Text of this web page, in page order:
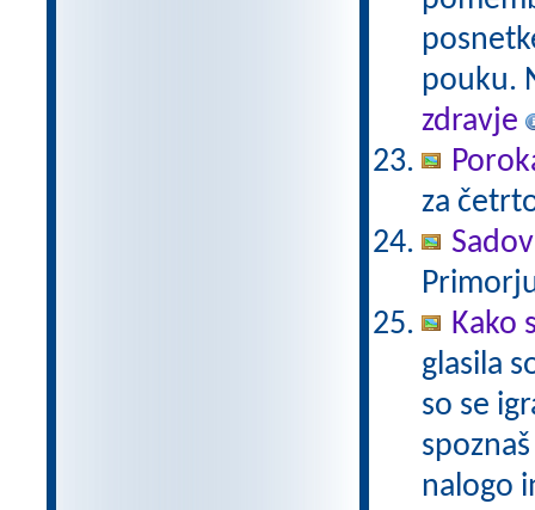
pouku.
zdravje
za
Kako
glasila
so se
nalogo